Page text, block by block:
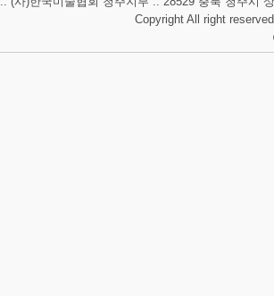
Copyright All right